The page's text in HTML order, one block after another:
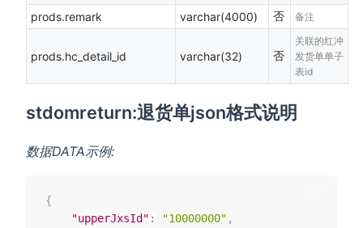
prods.remark varchar(4000) 否 备注
prods.hc_detail_id varchar(32) 否
关联的红冲
发货单单子
表id
stdomreturn:退货单json格式说明
数据DATA示例:
{
"upperJxsId" : "10000000" ,